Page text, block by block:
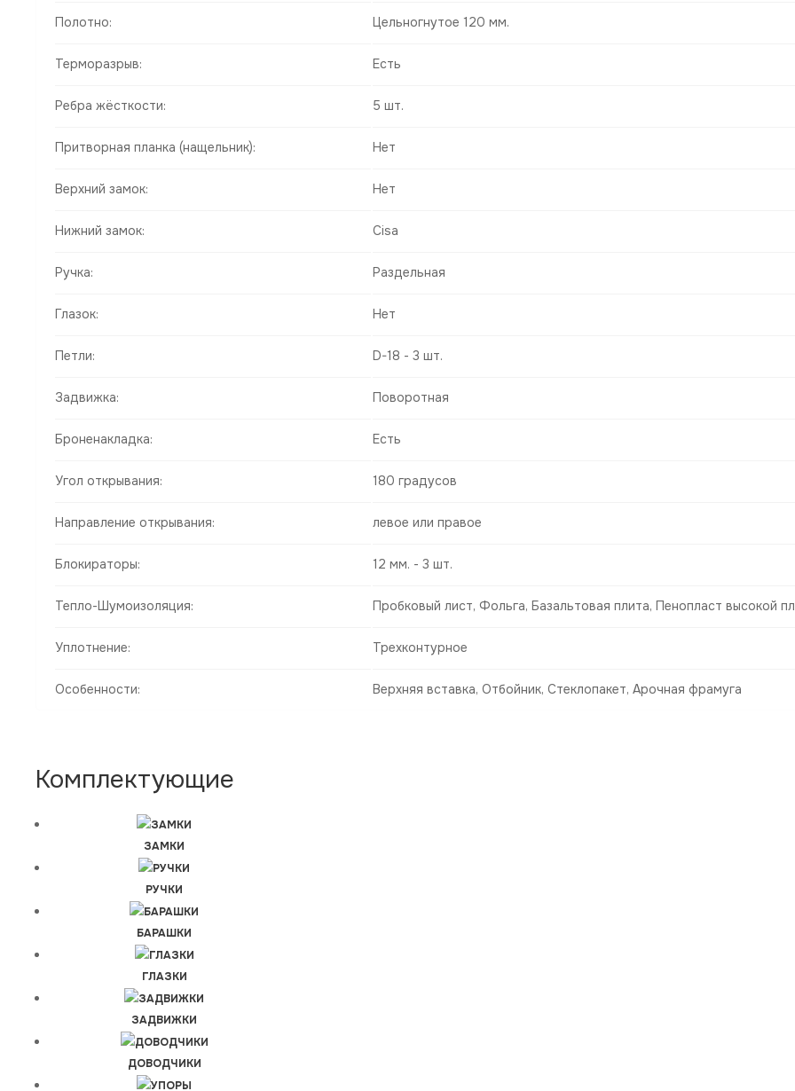
Полотно: Цельногнутое 120 мм.
Терморазрыв: Есть
Ребра жёсткости: 5 шт.
Притворная планка (нащельник): Нет
Верхний замок: Нет
Нижний замок: Cisa
Ручка: Раздельная
Глазок: Нет
Петли: D-18 - 3 шт.
Задвижка: Поворотная
Броненакладка: Есть
Угол открывания: 180 градусов
Направление открывания: левое или правое
Блокираторы: 12 мм. - 3 шт.
Тепло-Шумоизоляция: Пробковый лист, Фольга, Базальтовая плита, Пенопласт высокой
Уплотнение: Трехконтурное
Особенности: Верхняя вставка, Отбойник, Стеклопакет, Арочная фрамуга
Комплектующие
ЗАМКИ
РУЧКИ
БАРАШКИ
ГЛАЗКИ
ЗАДВИЖКИ
ДОВОДЧИКИ